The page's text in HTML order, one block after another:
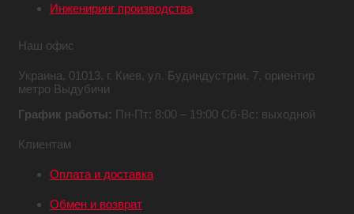
Инжениринг производства
Наш офис
Украина, 01013, г. Киев, ул. Будиндустрии, 7, ориентир
метро Выдубичи
График работы: Пн-Пт: 8:00 – 19:00 Сб-Вс: выходной
Клиентам
Оплата и доставка
Обмен и возврат